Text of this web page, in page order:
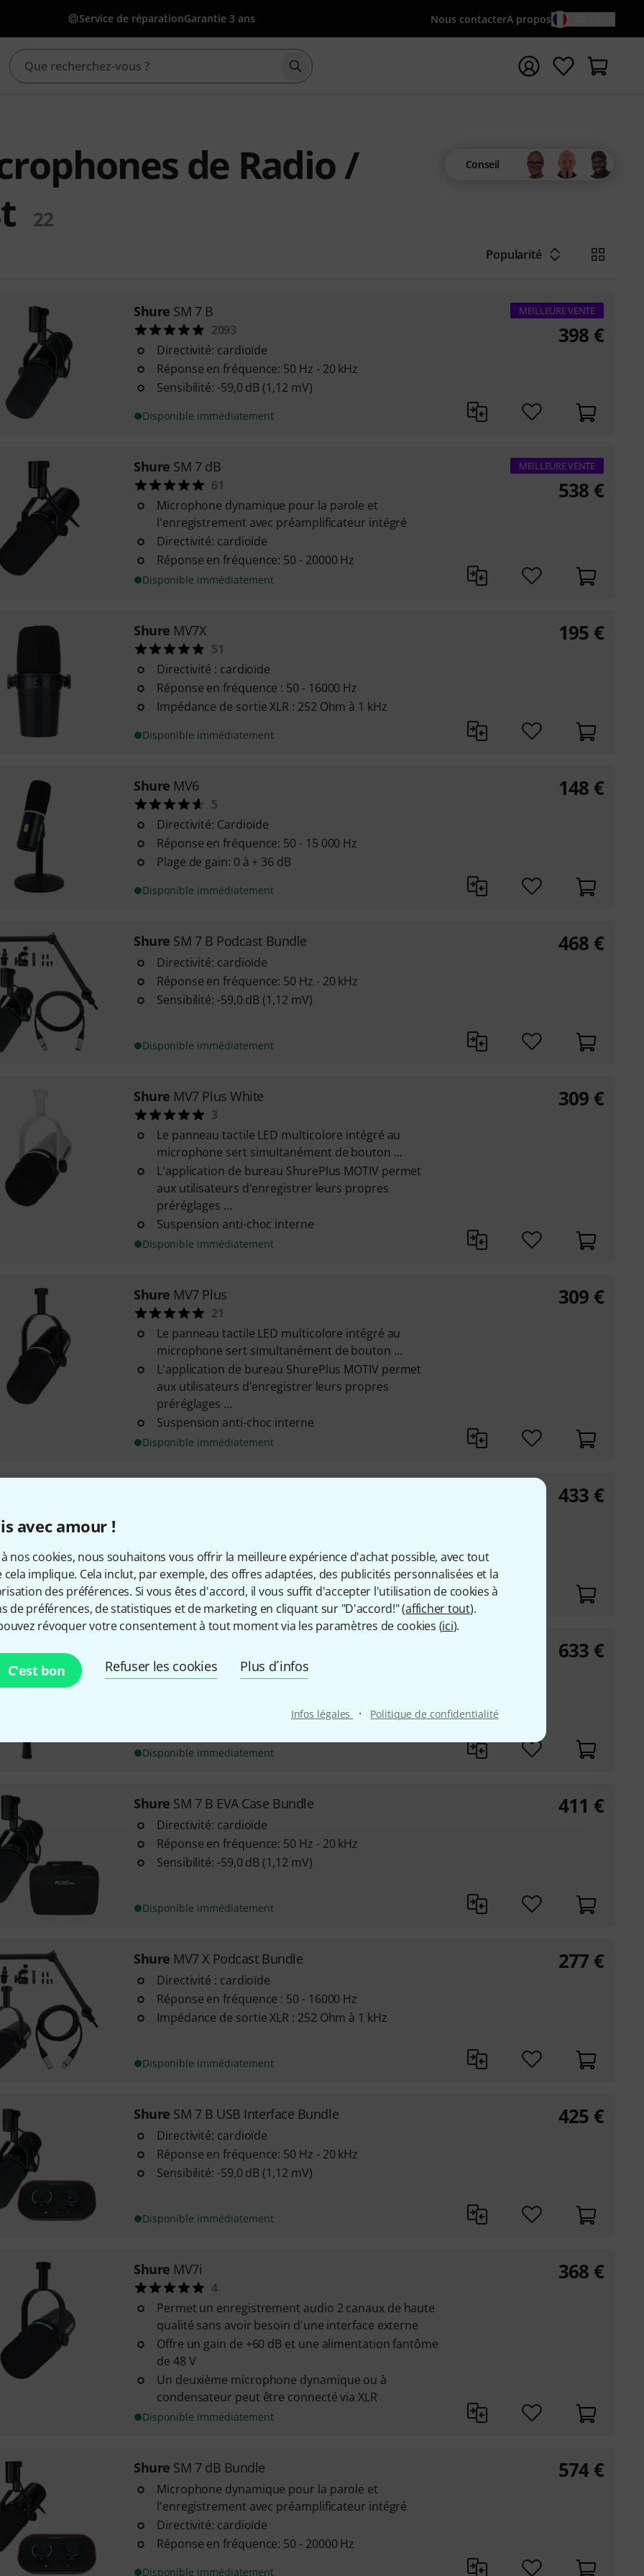
avec amour !
nos cookies, nous souhaitons vous offrir la meilleure expérience d'achat possible, avec tout
cela implique. Cela inclut, par exemple, des offres adaptées, des publicités personnalisées et la
des préférences. Si vous êtes d'accord, il vous suffit d'accepter l'utilisation de cookies à
de préférences, de statistiques et de marketing en cliquant sur "D'accord!" (afficher tout).
révoquer votre consentement à tout moment via les paramètres de cookies (ici).
C'est bon Refuser les cookies Plus d´infos
Infos légales · Politique de confidentialité
Service de réparationGarantie 3 ans Nous contacterA propos
Démarrer la recherche avec le terme de recherche
de Radio /
22
Conseil
Popularité
Shure SM 7 B
2093
Directivité: cardioïde
Réponse en fréquence: 50 Hz - 20 kHz
Sensibilité: -59,0 dB (1,12 mV)
Disponible immédiatement
MEILLEURE VENTE
398 €
Shure SM 7 dB
61
Microphone dynamique pour la parole et
l'enregistrement avec préamplificateur intégré
Directivité: cardioïde
Réponse en fréquence: 50 - 20000 Hz
Disponible immédiatement
MEILLEURE VENTE
538 €
Shure MV7X
51
Directivité : cardioïde
Réponse en fréquence : 50 - 16000 Hz
Impédance de sortie XLR : 252 Ohm à 1 kHz
Disponible immédiatement
195 €
Shure MV6
5
Directivité: Cardioïde
Réponse en fréquence: 50 - 15 000 Hz
Plage de gain: 0 à + 36 dB
Disponible immédiatement
148 €
Shure SM 7 B Podcast Bundle
Directivité: cardioïde
Réponse en fréquence: 50 Hz - 20 kHz
Sensibilité: -59,0 dB (1,12 mV)
Disponible immédiatement
468 €
Shure MV7 Plus White
3
Le panneau tactile LED multicolore intégré au
microphone sert simultanément de bouton ...
L'application de bureau ShurePlus MOTIV permet
aux utilisateurs d'enregistrer leurs propres
préréglages ...
Suspension anti-choc interne
Disponible immédiatement
309 €
Shure MV7 Plus
21
Le panneau tactile LED multicolore intégré au
microphone sert simultanément de bouton ...
L'application de bureau ShurePlus MOTIV permet
aux utilisateurs d'enregistrer leurs propres
préréglages ...
Suspension anti-choc interne
Disponible immédiatement
309 €
Sensibilité: -59,0 dB (1,12 mV)
Disponible immédiatement
433 €
Microphone dynamique pour la parole et
Réponse en fréquence: 50 - 20000 Hz
Disponible immédiatement
633 €
Shure SM 7 B EVA Case Bundle
Directivité: cardioïde
Réponse en fréquence: 50 Hz - 20 kHz
Sensibilité: -59,0 dB (1,12 mV)
Disponible immédiatement
411 €
Shure MV7 X Podcast Bundle
Directivité : cardioïde
Réponse en fréquence : 50 - 16000 Hz
Impédance de sortie XLR : 252 Ohm à 1 kHz
Disponible immédiatement
277 €
Shure SM 7 B USB Interface Bundle
Directivité: cardioïde
Réponse en fréquence: 50 Hz - 20 kHz
Sensibilité: -59,0 dB (1,12 mV)
Disponible immédiatement
425 €
Shure MV7i
4
Permet un enregistrement audio 2 canaux de haute
qualité sans avoir besoin d'une interface externe
Offre un gain de +60 dB et une alimentation fantôme
de 48 V
Un deuxième microphone dynamique ou à
condensateur peut être connecté via XLR
Disponible immédiatement
368 €
Shure SM 7 dB Bundle
Microphone dynamique pour la parole et
l'enregistrement avec préamplificateur intégré
Directivité: cardioïde
Réponse en fréquence: 50 - 20000 Hz
Disponible immédiatement
574 €